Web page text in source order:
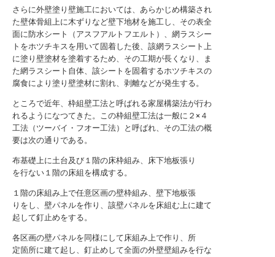
さらに外壁塗り壁施工においては、あらかじめ構築され
た壁体骨組上に木ずりなど壁下地材を施工し、その表全
面に防水シート（アスフアルトフエルト）、網ラスシー
トをホツチキスを用いて固着した後、該網ラスシート上
に塗り壁塗材を塗着するため、その工期が長くなり、ま
た網ラスシート自体、該シートを固着するホツチキスの
腐食により塗り壁塗材に割れ、剥離などが発生する。
ところで近年、枠組壁工法と呼ばれる家屋構築法が行わ
れるようになつてきた。この枠組壁工法は一般に２×４
工法（ツーバイ・フオー工法）と呼ばれ、その工法の概
要は次の通りである。
布基礎上に土台及び１階の床枠組み、床下地板張り
を行ない１階の床組を構成する。
１階の床組み上で任意区画の壁枠組み、壁下地板張
りをし、壁パネルを作り、該壁パネルを床組む上に建て
起して釘止めをする。
各区画の壁パネルを同様にして床組み上で作り、所
定箇所に建て起し、釘止めして全面の外壁壁組みを行な